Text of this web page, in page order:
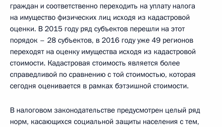
граждан и соответственно переходить на уплату налога
на имущество физических лиц исходя из кадастровой
оценки. В 2015 году ряд субъектов перешли на этот
порядок – 28 субъектов, в 2016 году уже 49 регионов
переходят на оценку имущества исходя из кадастровой
стоимости. Кадастровая стоимость является более
справедливой по сравнению с той стоимостью, которая
сегодня оценивается в рамках бэтэишной стоимости.
В налоговом законодательстве предусмотрен целый ряд
норм, касающихся социальной защиты населения с тем,